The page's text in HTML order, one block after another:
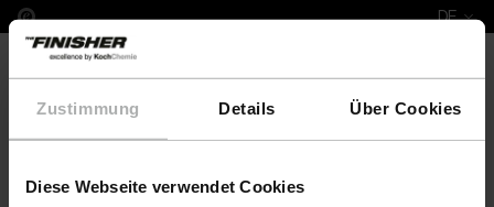
Zustimmung Details Über Cookies
Diese Webseite verwendet Cookies
DE